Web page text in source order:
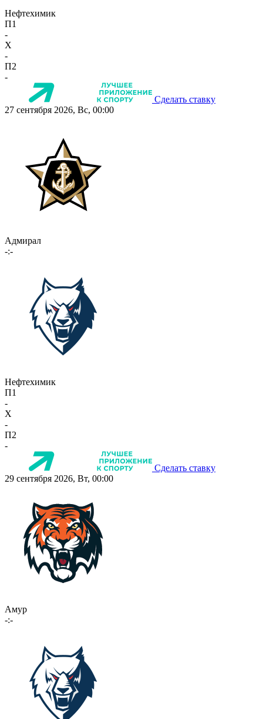
Нефтехимик
П1
-
X
-
П2
-
Сделать ставку
27 сентября 2026, Вс, 00:00
Адмирал
-:-
Нефтехимик
П1
-
X
-
П2
-
Сделать ставку
29 сентября 2026, Вт, 00:00
Амур
-:-